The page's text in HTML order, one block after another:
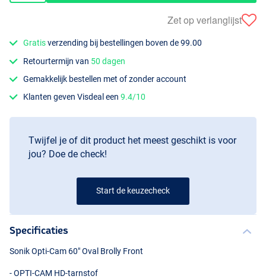
Zet op verlanglijst
Gratisverzending bij bestellingen boven de 99.00
Retourtermijn van 50 dagen
Gemakkelijk bestellen met of zonder account
Klanten geven Visdeal een9.4/10
Twijfel je of dit product het meest geschikt is voor
jou? Doe de check!
Start de keuzecheck
Specificaties
Sonik Opti-Cam 60" Oval Brolly Front
-OPTI-CAM HD-tarnstof